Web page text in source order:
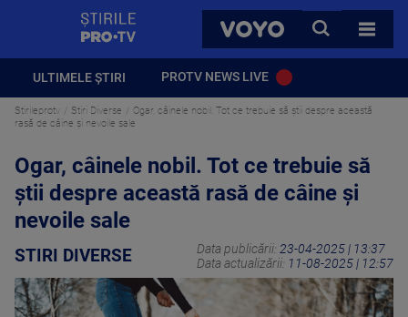
VOYO
CAUTA
TOATE
ULTIMELE ȘTIRI PROTV NEWS LIVE
Stirileprotv Stiri Diverse
Ogar, câinele nobil. Tot ce trebuie să știi despre această
rasă de câine și nevoile sale
Ogar, câinele nobil. Tot ce trebuie să
știi despre această rasă de câine și
nevoile sale
STIRI DIVERSE Data publicării: 23-04-2025 | 13:37
Data actualizării: 11-08-2025 | 12:57